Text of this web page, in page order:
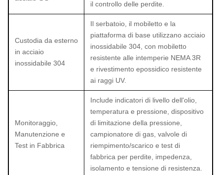
il controllo delle perdite.
Custodia da esterno
in acciaio
inossidabile 304
Il serbatoio, il mobiletto e la
piattaforma di base utilizzano acciaio
inossidabile 304, con mobiletto
resistente alle intemperie NEMA 3R
e rivestimento epossidico resistente
ai raggi UV.
Monitoraggio,
Manutenzione e
Test in Fabbrica
Include indicatori di livello dell'olio,
temperatura e pressione, dispositivo
di limitazione della pressione,
campionatore di gas, valvole di
riempimento/scarico e test di
fabbrica per perdite, impedenza,
isolamento e tensione di resistenza.